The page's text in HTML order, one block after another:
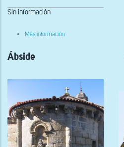
Sin información
Más información
animal
Ábside